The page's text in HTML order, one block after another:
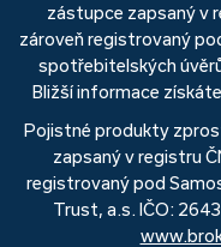
zástupce zapsaný v
zároveň registrovaný
spotřebitelských
Bližší informace
Pojistné produkty
zapsaný v registru
registrovaný pod
Trust, a.s. IČO: